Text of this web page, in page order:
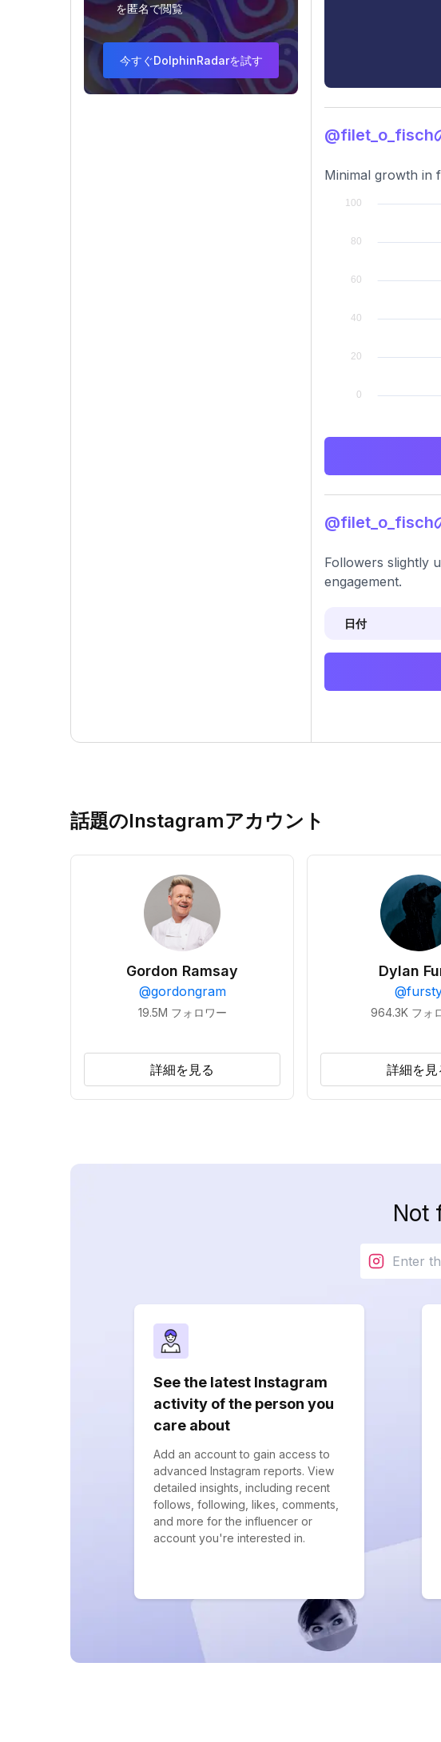
を匿名で閲覧
今すぐDolphinRadarを試す
@filet_o_fisch
Minimal growth in
@filet_o_fisch
Followers slightly
engagement.
日付
話題のInstagramアカウント
Gordon Ramsay
@gordongram
19.5M フォロワー
詳細を見る
Dylan
@
964.3K フォ
詳細を見
Not
See the latest Instagram
activity of the person you
care about
Add an account to gain access to
advanced Instagram reports. View
detailed insights, including recent
follows, following, likes, comments,
and more for the influencer or
account you're interested in.